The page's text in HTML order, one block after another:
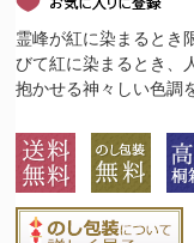
霊峰が紅に染まるとき
びて紅に染まるとき、
抱かせる神々しい色調